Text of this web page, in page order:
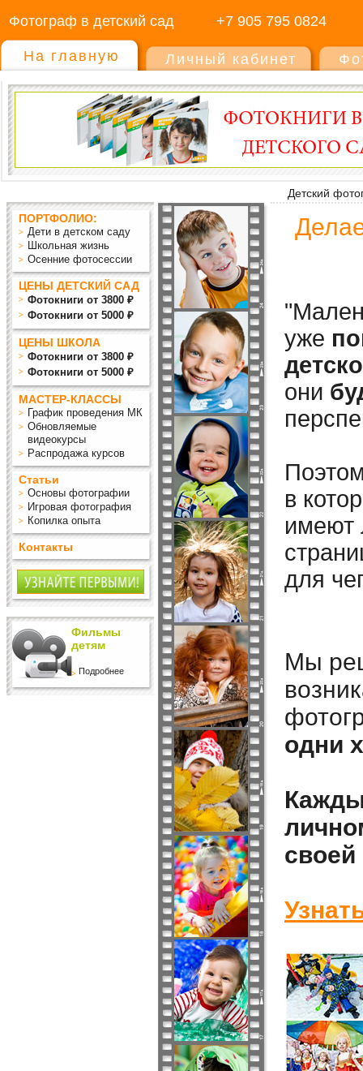
Фотограф в детский сад +7 905 795 0824
На главную Личный кабинет
Детский
ПОРТФОЛИО:
Дети в детском саду
Школьная жизнь
Осенние фотосессии
ЦЕНЫ ДЕТСКИЙ САД
Фотокниги от 3800 ₽
Фотокниги от 5000 ₽
ЦЕНЫ ШКОЛА
Фотокниги от 3800 ₽
Фотокниги от 5000 ₽
МАСТЕР-КЛАССЫ
График проведения МК
Обновляемые
видеокурсы
Распродажа курсов
Статьи
Основы фотографии
Игровая фотография
Копилка опыта
Контакты
Фильмы
детям
Подробнее
уже
они
в
имеют
для
Мы
одни
своей